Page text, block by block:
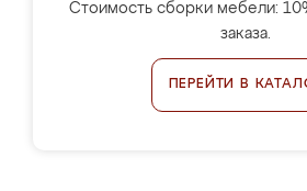
Стоимость сборки мебели:
заказа.
ПЕРЕЙТИ В